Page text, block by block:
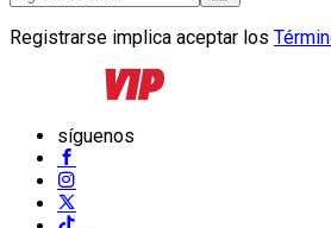
Registrarse implica aceptar los
síguenos